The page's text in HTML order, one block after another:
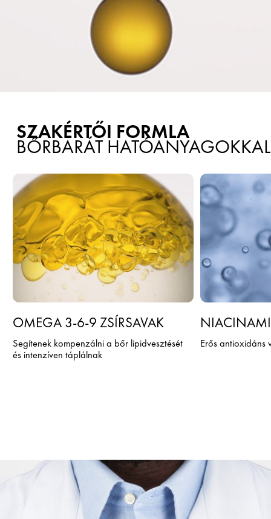
SZAKÉRTŐI FORMLA
BŐRBARÁT HATÓANYAGOKKAL
OMEGA 3-6-9 ZSÍRSAVAK
Segítenek kompenzálni a bőr lipidvesztését
és intenzíven táplálnak
Erős antioxidáns